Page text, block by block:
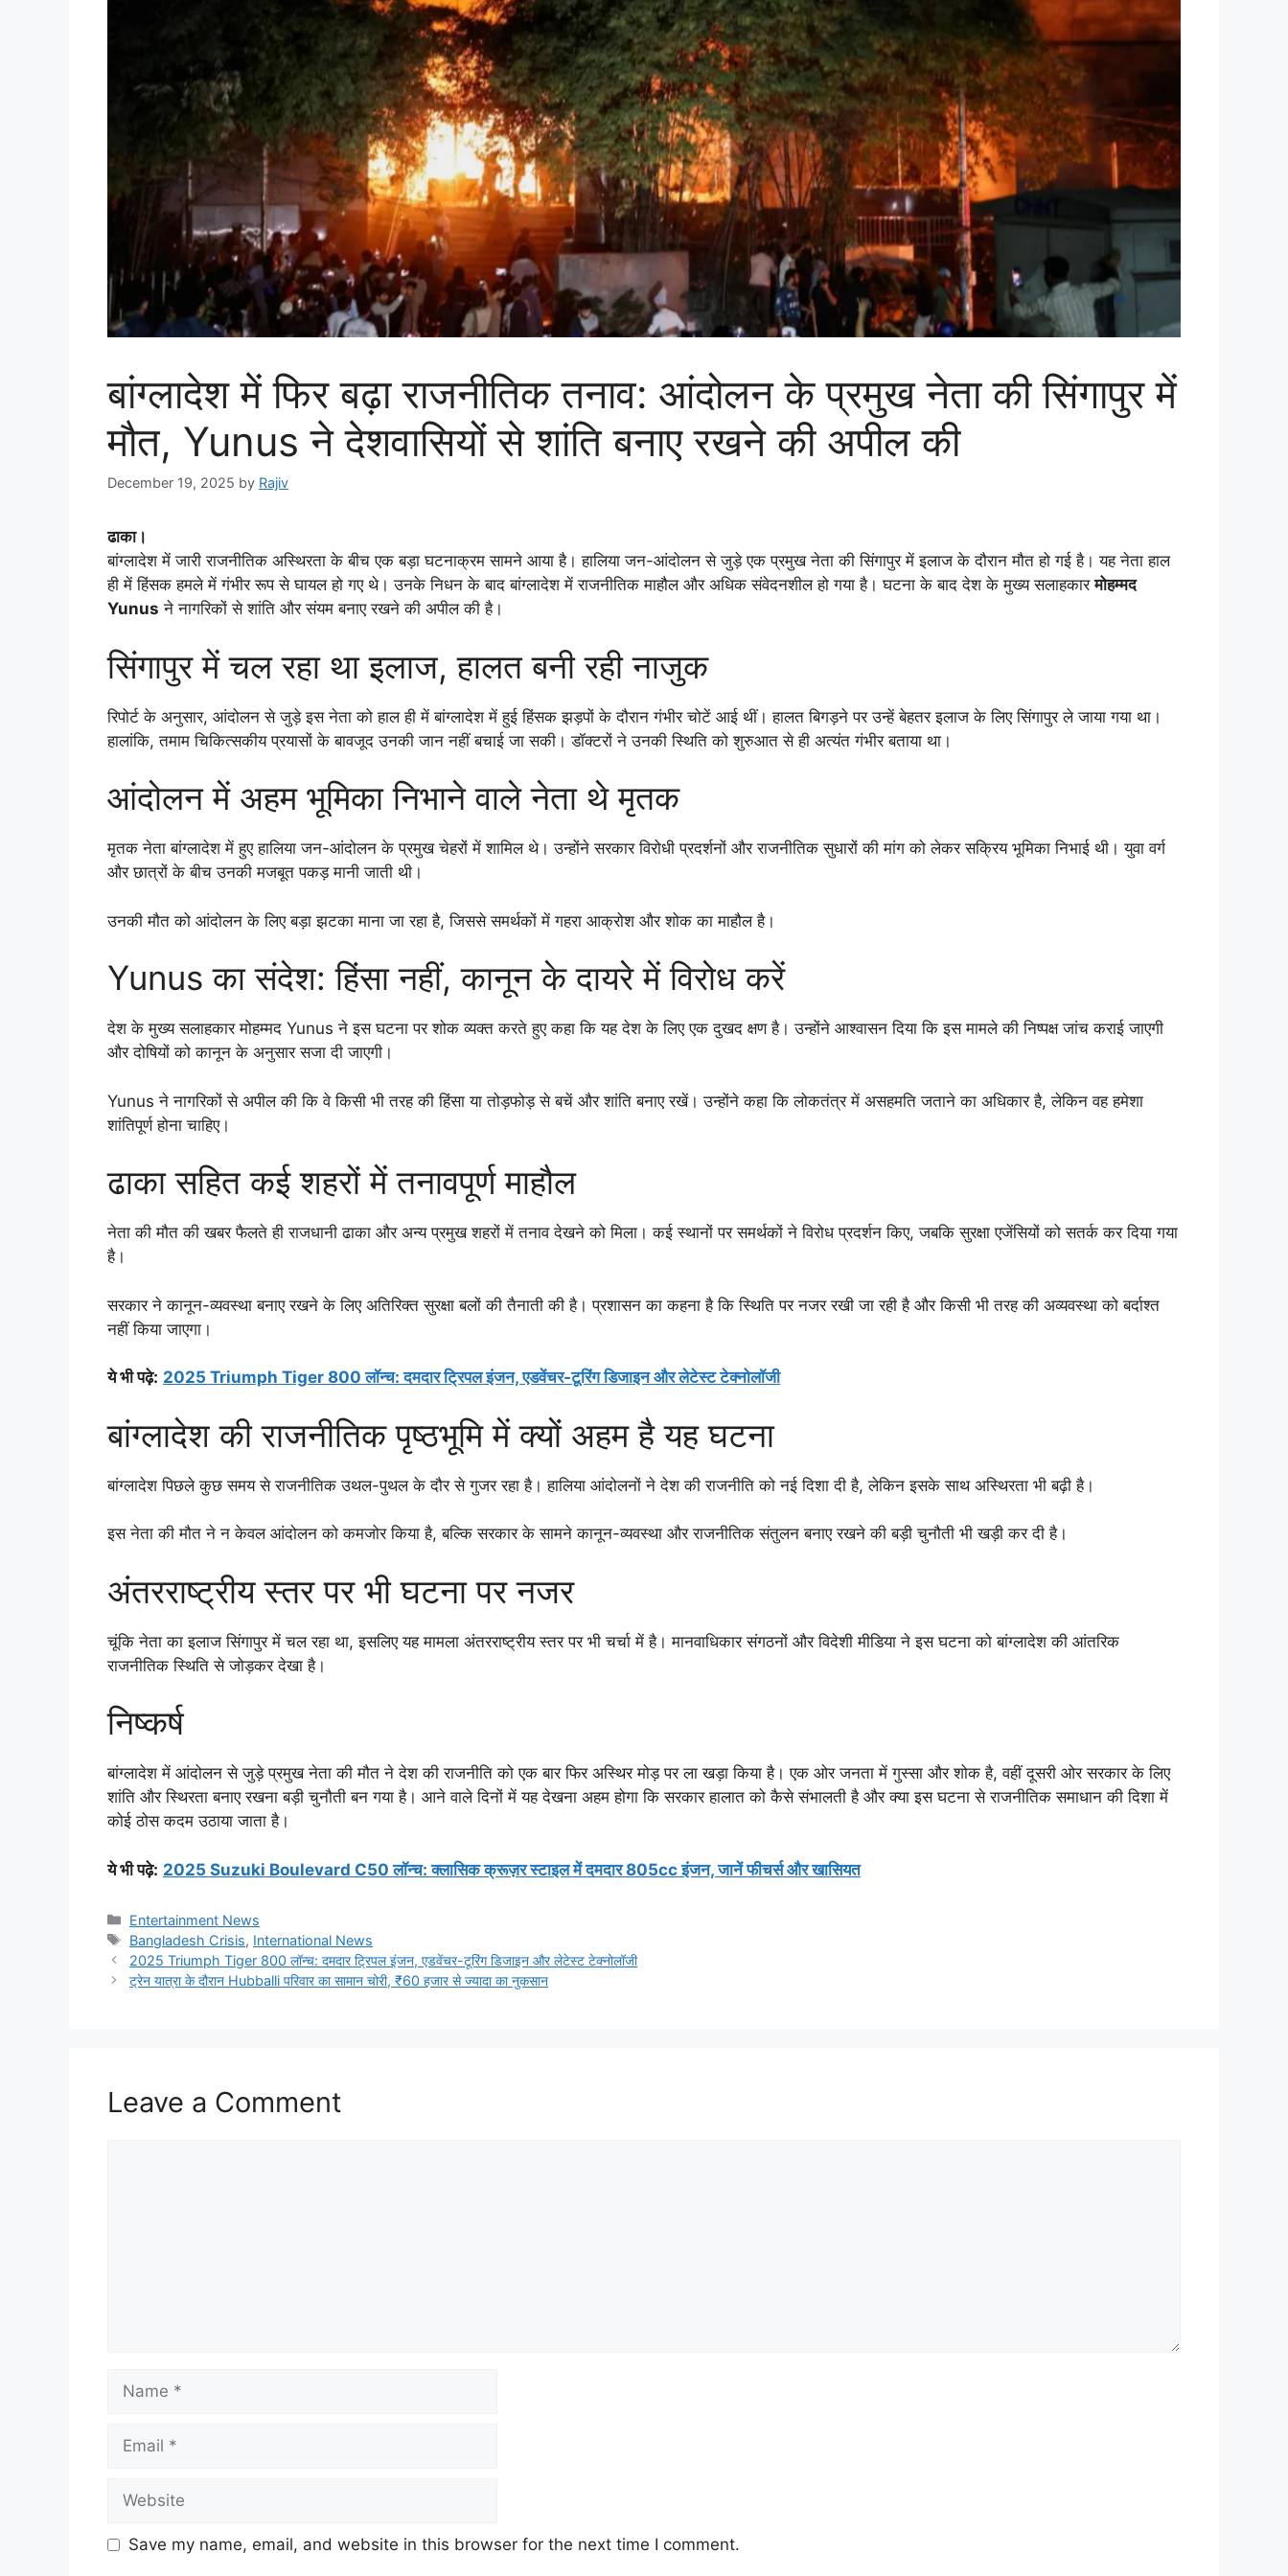
बांग्लादेश में फिर बढ़ा राजनीतिक तनाव: आंदोलन के प्रमुख नेता की सिंगापुर में
मौत, Yunus ने देशवासियों से शांति बनाए रखने की अपील की
December 19, 2025 by Rajiv
ढाका।
बांग्लादेश में जारी राजनीतिक अस्थिरता के बीच एक बड़ा घटनाक्रम सामने आया है। हालिया जन-आंदोलन से जुड़े एक प्रमुख नेता की सिंगापुर में इलाज के दौरान मौत हो गई है। यह नेता हाल
ही में हिंसक हमले में गंभीर रूप से घायल हो गए थे। उनके निधन के बाद बांग्लादेश में राजनीतिक माहौल और अधिक संवेदनशील हो गया है। घटना के बाद देश के मुख्य सलाहकारमोहम्मद
Yunus ने नागरिकों से शांति और संयम बनाए रखने की अपील की है।
सिंगापुर में चल रहा था इलाज, हालत बनी रही नाजुक
रिपोर्ट के अनुसार, आंदोलन से जुड़े इस नेता को हाल ही में बांग्लादेश में हुई हिंसक झड़पों के दौरान गंभीर चोटें आई थीं। हालत बिगड़ने पर उन्हें बेहतर इलाज के लिए सिंगापुर ले जाया गया था।
हालांकि, तमाम चिकित्सकीय प्रयासों के बावजूद उनकी जान नहीं बचाई जा सकी। डॉक्टरों ने उनकी स्थिति को शुरुआत से ही अत्यंत गंभीर बताया था।
आंदोलन में अहम भूमिका निभाने वाले नेता थे मृतक
मृतक नेता बांग्लादेश में हुए हालिया जन-आंदोलन के प्रमुख चेहरों में शामिल थे। उन्होंने सरकार विरोधी प्रदर्शनों और राजनीतिक सुधारों की मांग को लेकर सक्रिय भूमिका निभाई थी। युवा वर्ग
और छात्रों के बीच उनकी मजबूत पकड़ मानी जाती थी।
उनकी मौत को आंदोलन के लिए बड़ा झटका माना जा रहा है, जिससे समर्थकों में गहरा आक्रोश और शोक का माहौल है।
Yunus का संदेश: हिंसा नहीं, कानून के दायरे में विरोध करें
देश के मुख्य सलाहकार मोहम्मद Yunus ने इस घटना पर शोक व्यक्त करते हुए कहा कि यह देश के लिए एक दुखद क्षण है। उन्होंने आश्वासन दिया कि इस मामले की निष्पक्ष जांच कराई जाएगी
और दोषियों को कानून के अनुसार सजा दी जाएगी।
Yunus ने नागरिकों से अपील की कि वे किसी भी तरह की हिंसा या तोड़फोड़ से बचें और शांति बनाए रखें। उन्होंने कहा कि लोकतंत्र में असहमति जताने का अधिकार है, लेकिन वह हमेशा
शांतिपूर्ण होना चाहिए।
ढाका सहित कई शहरों में तनावपूर्ण माहौल
नेता की मौत की खबर फैलते ही राजधानी ढाका और अन्य प्रमुख शहरों में तनाव देखने को मिला। कई स्थानों पर समर्थकों ने विरोध प्रदर्शन किए, जबकि सुरक्षा एजेंसियों को सतर्क कर दिया गया
है।
सरकार ने कानून-व्यवस्था बनाए रखने के लिए अतिरिक्त सुरक्षा बलों की तैनाती की है। प्रशासन का कहना है कि स्थिति पर नजर रखी जा रही है और किसी भी तरह की अव्यवस्था को बर्दाश्त
नहीं किया जाएगा।
ये भी पढ़े: 2025 Triumph Tiger 800 लॉन्च: दमदार ट्रिपल इंजन, एडवेंचर-टूरिंग डिजाइन और लेटेस्ट टेक्नोलॉजी
बांग्लादेश की राजनीतिक पृष्ठभूमि में क्यों अहम है यह घटना
बांग्लादेश पिछले कुछ समय से राजनीतिक उथल-पुथल के दौर से गुजर रहा है। हालिया आंदोलनों ने देश की राजनीति को नई दिशा दी है, लेकिन इसके साथ अस्थिरता भी बढ़ी है।
इस नेता की मौत ने न केवल आंदोलन को कमजोर किया है, बल्कि सरकार के सामने कानून-व्यवस्था और राजनीतिक संतुलन बनाए रखने की बड़ी चुनौती भी खड़ी कर दी है।
अंतरराष्ट्रीय स्तर पर भी घटना पर नजर
चूंकि नेता का इलाज सिंगापुर में चल रहा था, इसलिए यह मामला अंतरराष्ट्रीय स्तर पर भी चर्चा में है। मानवाधिकार संगठनों और विदेशी मीडिया ने इस घटना को बांग्लादेश की आंतरिक
राजनीतिक स्थिति से जोड़कर देखा है।
निष्कर्ष
बांग्लादेश में आंदोलन से जुड़े प्रमुख नेता की मौत ने देश की राजनीति को एक बार फिर अस्थिर मोड़ पर ला खड़ा किया है। एक ओर जनता में गुस्सा और शोक है, वहीं दूसरी ओर सरकार के लिए
शांति और स्थिरता बनाए रखना बड़ी चुनौती बन गया है। आने वाले दिनों में यह देखना अहम होगा कि सरकार हालात को कैसे संभालती है और क्या इस घटना से राजनीतिक समाधान की दिशा में
कोई ठोस कदम उठाया जाता है।
ये भी पढ़े: 2025 Suzuki Boulevard C50 लॉन्च: क्लासिक क्रूज़र स्टाइल में दमदार 805cc इंजन, जानें फीचर्स और खासियत
Categories
Entertainment News
Tags
Bangladesh Crisis, International News
2025 Triumph Tiger 800 लॉन्च: दमदार ट्रिपल इंजन, एडवेंचर-टूरिंग डिजाइन और लेटेस्ट टेक्नोलॉजी
ट्रेन यात्रा के दौरान Hubballi परिवार का सामान चोरी, ₹60 हजार से ज्यादा का नुकसान
Leave a Comment
Save my name, email, and website in this browser for the next time I comment.